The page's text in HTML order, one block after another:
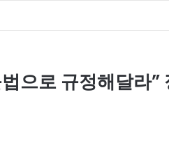
으로 규정해달라”